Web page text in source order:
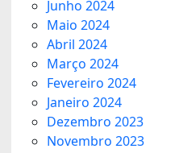
Junho 2024
Maio 2024
Abril 2024
Março 2024
Fevereiro 2024
Janeiro 2024
Dezembro 2023
Novembro 2023